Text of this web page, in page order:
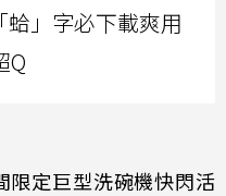
蛤」字必下載爽用
Q
限定巨型洗碗機快閃活